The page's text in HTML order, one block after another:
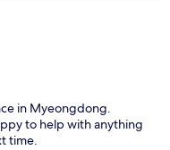
in Myeongdong.
to help with anything
time.